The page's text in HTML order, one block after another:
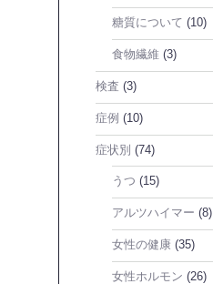
糖質について (10)
食物繊維 (3)
検査 (3)
症例 (10)
症状別 (74)
うつ (15)
アルツハイマー (8)
女性の健康 (35)
女性ホルモン (26)